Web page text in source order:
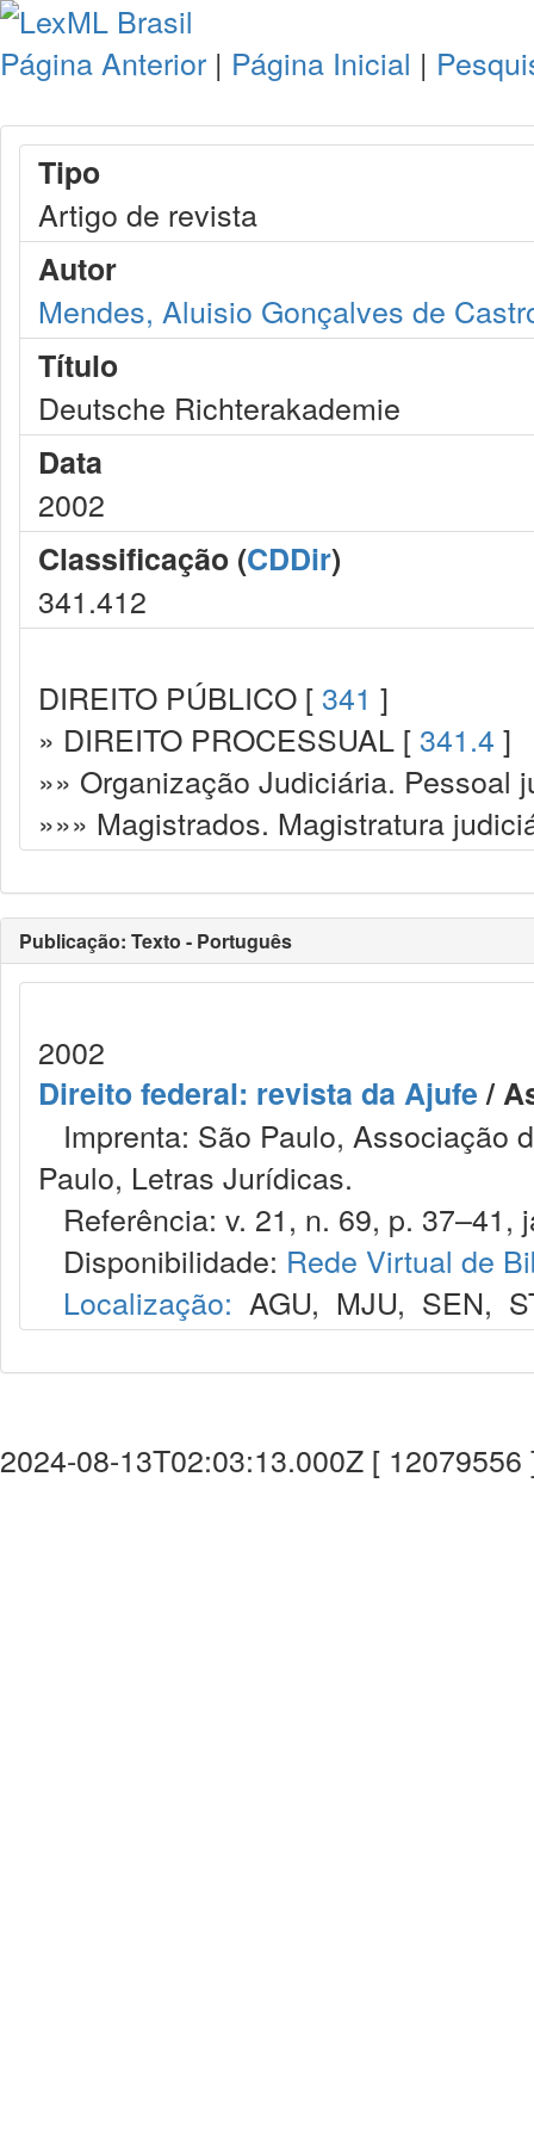
Página Anterior | Página Inicial |
Tipo
Artigo de revista
Autor
Mendes, Aluisio Gonçalves de
Título
Deutsche Richterakademie
Data
2002
Classificação (CDDir)
341.412
DIREITO PÚBLICO [ 341 ]
» DIREITO PROCESSUAL [ 341.4 ]
»» Organização Judiciária. Pessoal
»»» Magistrados. Magistratura
Publicação: Texto - Português
2002
Direito federal: revista da Ajufe/
Imprenta: São Paulo, Associação
Paulo, Letras Jurídicas.
Referência: v. 21, n. 69, p. 37–41,
Disponibilidade: Rede Virtual de
Localização: AGU, MJU, SEN,
2024-08-13T02:03:13.000Z [ 12079556